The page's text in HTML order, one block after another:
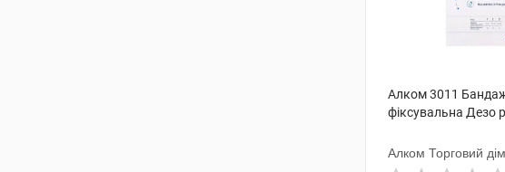
Алком 3011
фіксувальна Дезо
Алком Торговий дім